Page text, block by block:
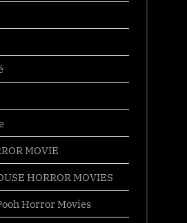
MOVIE
HORROR MOVIES
Horror Movies